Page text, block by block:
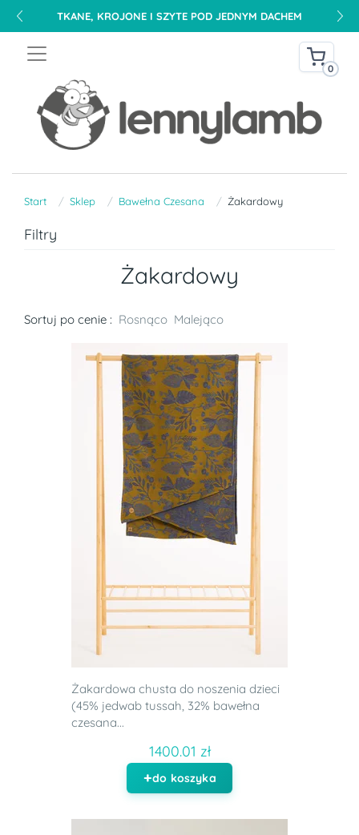
TKANE, KROJONE I SZYTE POD JEDNYM DACHEM
0
Start Sklep Bawełna Czesana Żakardowy
Filtry
Żakardowy
Sortuj po cenie : Rosnąco Malejąco
Żakardowa chusta do noszenia dzieci
(45% jedwab tussah, 32% bawełna
czesana...
1400.01 zł
do koszyka